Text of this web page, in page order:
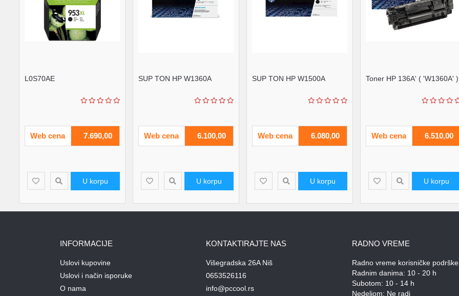
L0S70AE
Web cena 7.690,00
U korpu
SUP TON HP W1360A
Web cena 6.100,00
U korpu
SUP TON HP W1500A
Web cena 6.080,00
U korpu
Toner HP 136A' ( 'W1360A' )
Web cena 6.510,00
U korpu
INFORMACIJE
Uslovi kupovine
Uslovi i način isporuke
O nama
KONTAKTIRAJTE NAS
Višegradska 26A Niš
0653526116
info@pccool.rs
RADNO VREME
Radno vreme korisničke
Radnim danima: 10 - 20 h
Subotom: 10 - 14 h
Nedeljom: Ne radi